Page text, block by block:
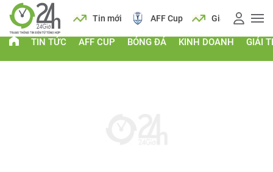
Lịch Tin mới AFF Cup Giá vàng
TIN TỨC AFF CUP BÓNG ĐÁ KINH DOANH GIẢI